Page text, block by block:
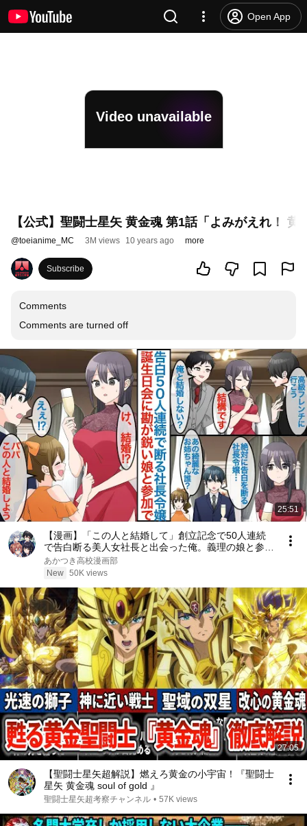
Open App
Video unavailable
【公式】聖闘士星矢 黄金魂 第1話「よみがえれ！ 黄
@toeianime_MC 3M views 10 years ago more
Subscribe
Comments
Comments are turned off
25:51
【漫画】「この人と結婚して」創立記念で50人連続
で告白断る美人女社長と出会った俺。義理の娘と参加
していたが勘鋭いの娘の提案で彼女はすぐに否定する
と思ったらなぜか成功して嫁になるが【恋愛マンガ動
あかつき高校漫画部
New 50K views
27:05
【聖闘士星矢超解説】燃えろ黄金の小宇宙！『聖闘士
星矢 黄金魂 soul of gold 』
聖闘士星矢超考察チャンネル • 57K views